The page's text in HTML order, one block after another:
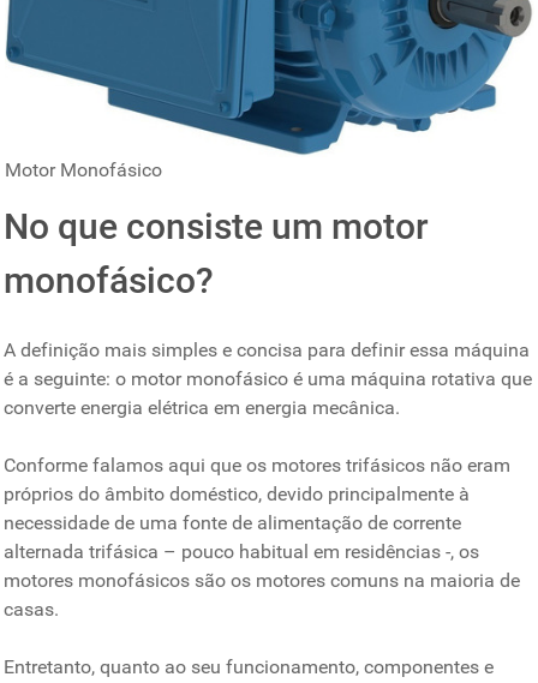
Motor Monofásico
No que consiste um motor
monofásico?
A definição mais simples e concisa para definir essa máquina
é a seguinte: o motor monofásico é uma máquina rotativa que
converte energia elétrica em energia mecânica.
Conforme falamos aqui que os motores trifásicos não eram
próprios do âmbito doméstico, devido principalmente à
necessidade de uma fonte de alimentação de corrente
alternada trifásica – pouco habitual em residências -, os
motores monofásicos são os motores comuns na maioria de
casas.
Entretanto, quanto ao seu funcionamento, componentes e